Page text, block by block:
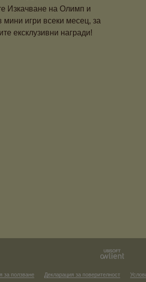
Изкачване на Олимп и
мини игри всеки месец, за
ексклузивни награди!
за ползване Декларация за поверителност